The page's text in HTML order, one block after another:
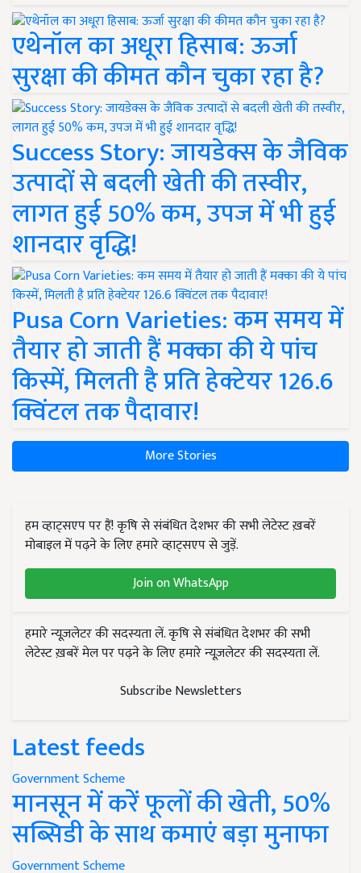
एथेनॉल का अधूरा हिसाब: ऊर्जा
सुरक्षा की कीमत कौन चुका रहा है?
Success Story: जायडेक्स के जैविक
उत्पादों से बदली खेती की तस्वीर,
लागत हुई 50% कम, उपज में भी हुई
शानदार वृद्धि!
Pusa Corn Varieties: कम समय में
तैयार हो जाती हैं मक्का की ये पांच
किस्में, मिलती है प्रति हेक्टेयर 126.6
क्विंटल तक पैदावार!
More Stories
हम व्हाट्सएप पर हैं! कृषि से संबंधित देशभर की सभी लेटेस्ट ख़बरें
मोबाइल में पढ़ने के लिए हमारे व्हाट्सएप से जुड़ें.
Join on WhatsApp
हमारे न्यूज़लेटर की सदस्यता लें. कृषि से संबंधित देशभर की सभी
लेटेस्ट ख़बरें मेल पर पढ़ने के लिए हमारे न्यूज़लेटर की सदस्यता लें.
Subscribe Newsletters
Latest feeds
Government Scheme
मानसून में करें फूलों की खेती, 50%
सब्सिडी के साथ कमाएं बड़ा मुनाफा
Government Scheme